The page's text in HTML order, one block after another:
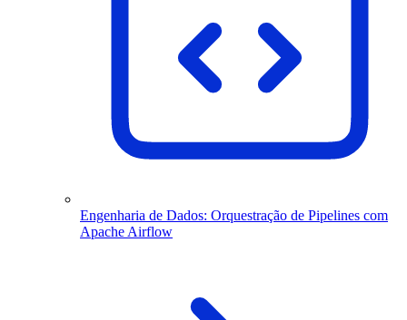
Engenharia de Dados: Orquestração de Pipelines com
Apache Airflow